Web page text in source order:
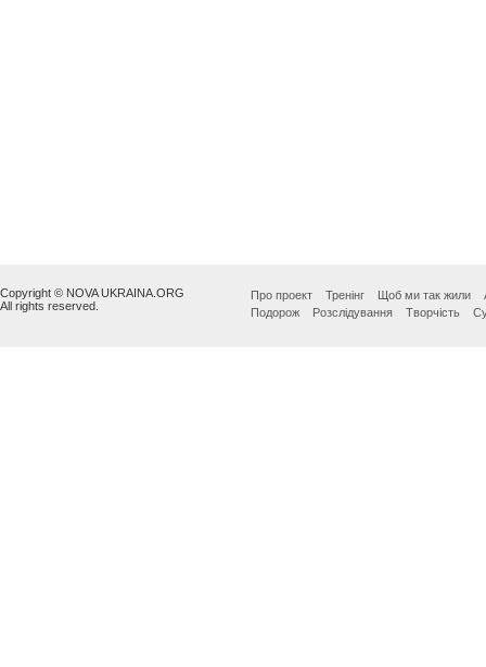
Copyright © NOVA UKRAINA.ORG
All rights reserved.
Про проект Тренінг Щоб ми так жили
Подорож
Розслідування Творчість